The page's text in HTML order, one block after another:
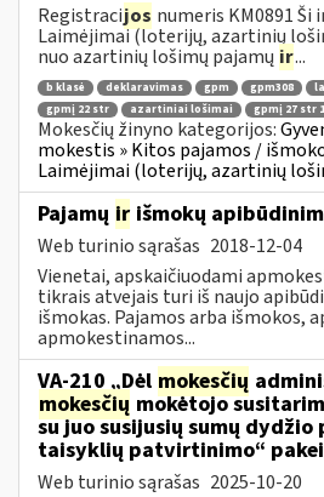
Registracijos numeris KM0891
Laimėjimai (loterijų, azartinių
nuo azartinių lošimų pajamų ir...
b klasė deklaravimas gpm gpm308
gpmį 22 str
azartiniai lošimai gpmį 27 str
Mokesčių žinyno kategorijos:
mokestis » Kitos pajamos /
Laimėjimai (loterijų, azartinių
Pajamų ir išmokų
Web turinio sąrašas 2018-12-04
Vienetai, apskaičiuodami
tikrais atvejais turi iš naujo
išmokas. Pajamos arba išmokos,
apmokestinamos...
VA-210 „Dėl mokesčių
mokesčių mokėtojo
su juo susijusių sumų dydžio
taisyklių patvirtinimo“
Web turinio sąrašas 2025-10-20